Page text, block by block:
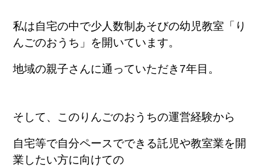
私は自宅の中で少人数制あそびの幼児教室「り
んごのおうち」を開いています。
地域の親子さんに通っていただき7年目。
そして、このりんごのおうちの運営経験から
自宅等で自分ペースでできる託児や教室業を開
業したい方に向けての